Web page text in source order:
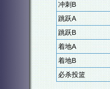
冲刺B
跳跃A
跳跃B
着地A
着地B
必杀投篮